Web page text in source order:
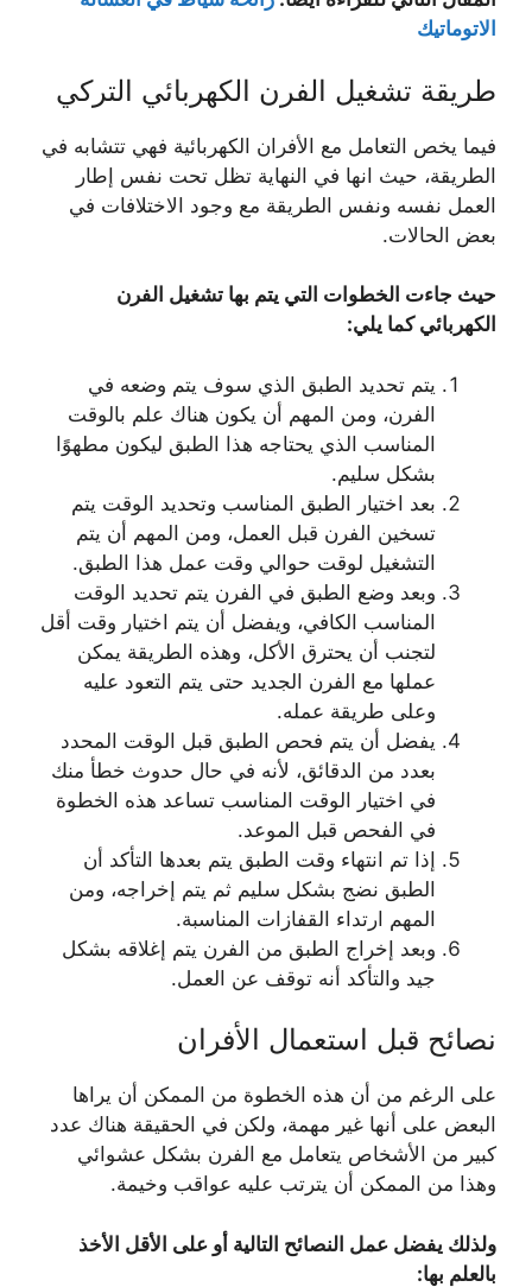
الاتوماتيك
طريقة تشغيل الفرن الكهربائي التركي
فيما يخص التعامل مع الأفران الكهربائية فهي تتشابه في
الطريقة، حيث انها في النهاية تظل تحت نفس إطار
العمل نفسه ونفس الطريقة مع وجود الاختلافات في
بعض الحالات.
حيث جاءت الخطوات التي يتم بها تشغيل الفرن
الكهربائي كما يلي:
يتم تحديد الطبق الذي سوف يتم وضعه في
الفرن، ومن المهم أن يكون هناك علم بالوقت
المناسب الذي يحتاجه هذا الطبق ليكون مطهوًا
بشكل سليم.
بعد اختيار الطبق المناسب وتحديد الوقت يتم
تسخين الفرن قبل العمل، ومن المهم أن يتم
التشغيل لوقت حوالي وقت عمل هذا الطبق.
وبعد وضع الطبق في الفرن يتم تحديد الوقت
المناسب الكافي، ويفضل أن يتم اختيار وقت أقل
لتجنب أن يحترق الأكل، وهذه الطريقة يمكن
عملها مع الفرن الجديد حتى يتم التعود عليه
وعلى طريقة عمله.
يفضل أن يتم فحص الطبق قبل الوقت المحدد
بعدد من الدقائق، لأنه في حال حدوث خطأ منك
في اختيار الوقت المناسب تساعد هذه الخطوة
في الفحص قبل الموعد.
إذا تم انتهاء وقت الطبق يتم بعدها التأكد أن
الطبق نضج بشكل سليم ثم يتم إخراجه، ومن
المهم ارتداء القفازات المناسبة.
وبعد إخراج الطبق من الفرن يتم إغلاقه بشكل
جيد والتأكد أنه توقف عن العمل.
نصائح قبل استعمال الأفران
على الرغم من أن هذه الخطوة من الممكن أن يراها
البعض على أنها غير مهمة، ولكن في الحقيقة هناك عدد
كبير من الأشخاص يتعامل مع الفرن بشكل عشوائي
وهذا من الممكن أن يترتب عليه عواقب وخيمة.
ولذلك يفضل عمل النصائح التالية أو على الأقل الأخذ
بالعلم بها: